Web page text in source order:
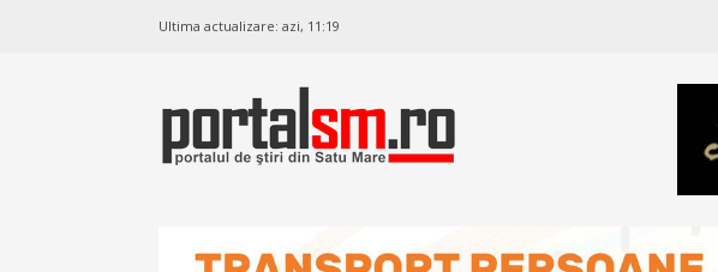
Ultima actualizare: azi, 11:19